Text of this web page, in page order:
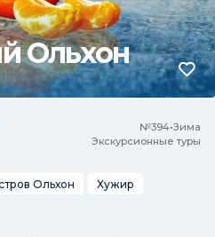
Ольхон
№394•Зима
Экскурсионные туры
Ольхон
Хужир